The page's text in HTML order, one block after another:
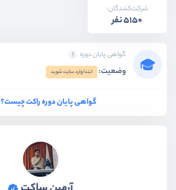
شرکت‌کنندگان:
5150 نفر
گواهی پایان دوره
وضعیت: ابتدا وارد سایت شوید
گواهی پایان دوره راکت چیست؟